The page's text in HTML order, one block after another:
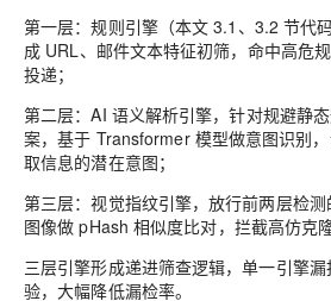
第一层：规则引擎（本文 3.1、3.2 节代
成 URL、邮件文本特征初筛，命中高危
投递；
第二层：AI 语义解析引擎，针对规避静
案，基于 Transformer 模型做意图识别
取信息的潜在意图；
第三层：视觉指纹引擎，放行前两层检
图像做 pHash 相似度比对，拦截高仿克隆
三层引擎形成递进筛查逻辑，单一引擎
验，大幅降低漏检率。